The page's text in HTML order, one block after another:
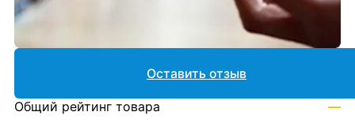
Оставить отзыв
Общий рейтинг товара —